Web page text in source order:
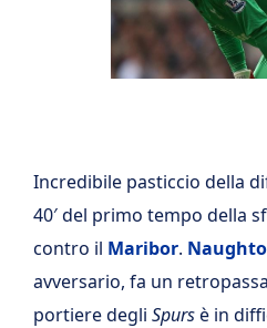
Incredibile pasticcio della
40′ del primo tempo della
contro il Maribor.
avversario, fa un
portiere degli Spursè in